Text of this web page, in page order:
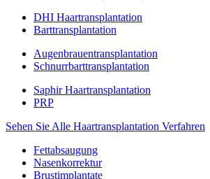
DHI Haartransplantation
Barttransplantation
Augenbrauentransplantation
Schnurrbarttransplantation
Saphir Haartransplantation
PRP
Sehen Sie Alle Haartransplantation Verfahren
Fettabsaugung
Nasenkorrektur
Brustimplantate